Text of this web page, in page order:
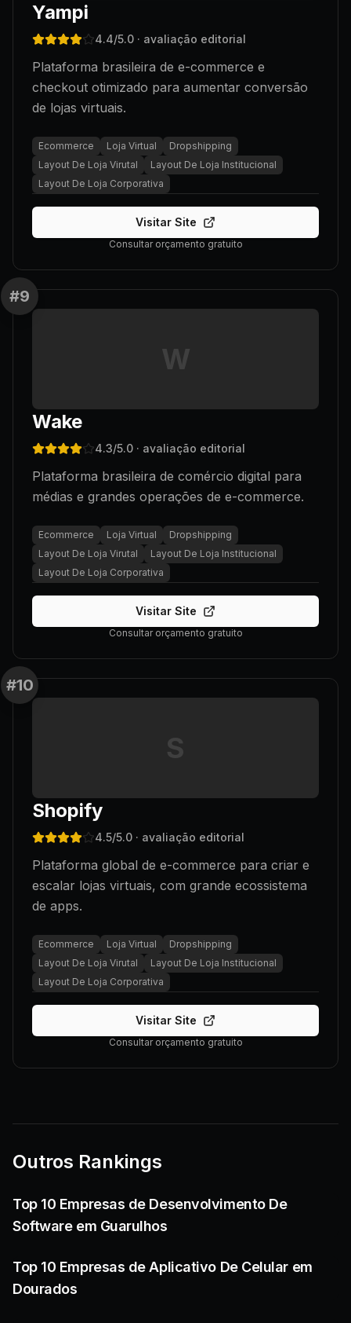
Yampi
4.4/5.0 · avaliação editorial
Plataforma brasileira de e-commerce e
checkout otimizado para aumentar conversão
de lojas virtuais.
Ecommerce Loja Virtual
Dropshipping
Layout De Loja Virutal
Layout De Loja Institucional
Layout De Loja Corporativa
Visitar Site
Consultar orçamento gratuito
#9
W
Wake
4.3/5.0 · avaliação editorial
Plataforma brasileira de comércio digital para
médias e grandes operações de e-commerce.
Ecommerce Loja Virtual
Dropshipping
Layout De Loja Virutal
Layout De Loja Institucional
Layout De Loja Corporativa
Visitar Site
Consultar orçamento gratuito
#10
S
Shopify
4.5/5.0 · avaliação editorial
Plataforma global de e-commerce para criar e
escalar lojas virtuais, com grande ecossistema
de apps.
Ecommerce Loja Virtual
Dropshipping
Layout De Loja Virutal
Layout De Loja Institucional
Layout De Loja Corporativa
Visitar Site
Consultar orçamento gratuito
Outros Rankings
Top 10 Empresas de Desenvolvimento De
Software em Guarulhos
Top 10 Empresas de Aplicativo De Celular em
Dourados